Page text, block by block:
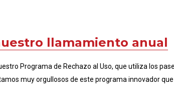
llamamiento anual
Programa de Rechazo al Uso, que utiliza los
muy orgullosos de este programa innovador